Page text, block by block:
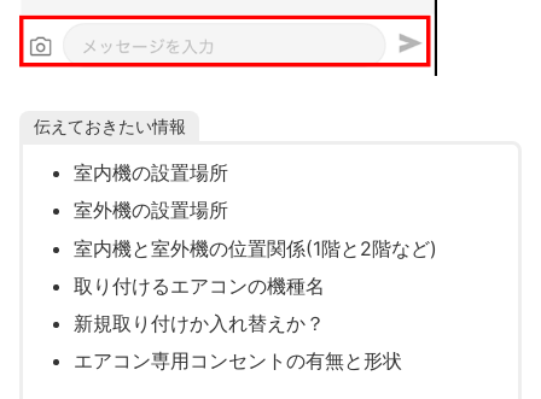
伝えておきたい情報
室内機の設置場所
室外機の設置場所
室内機と室外機の位置関係(1階と2階など)
取り付けるエアコンの機種名
新規取り付けか入れ替えか？
エアコン専用コンセントの有無と形状